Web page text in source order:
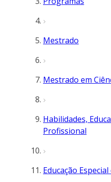
Mestrado
Mestrado em
Habilidades,
Profissional
Educação